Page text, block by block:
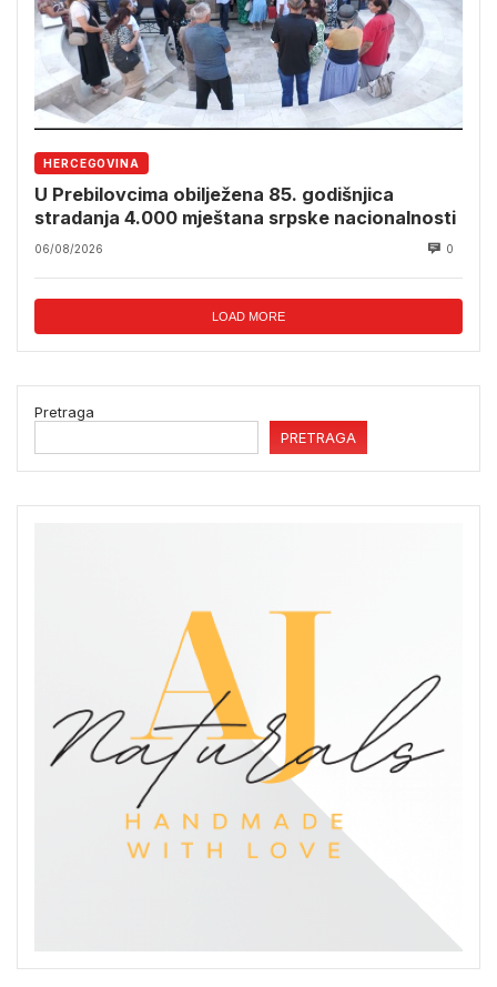
HERCEGOVINA
U Prebilovcima obilježena 85. godišnjica
stradanja 4.000 mještana srpske nacionalnosti
06/08/2026 0
LOAD MORE
Pretraga
PRETRAGA